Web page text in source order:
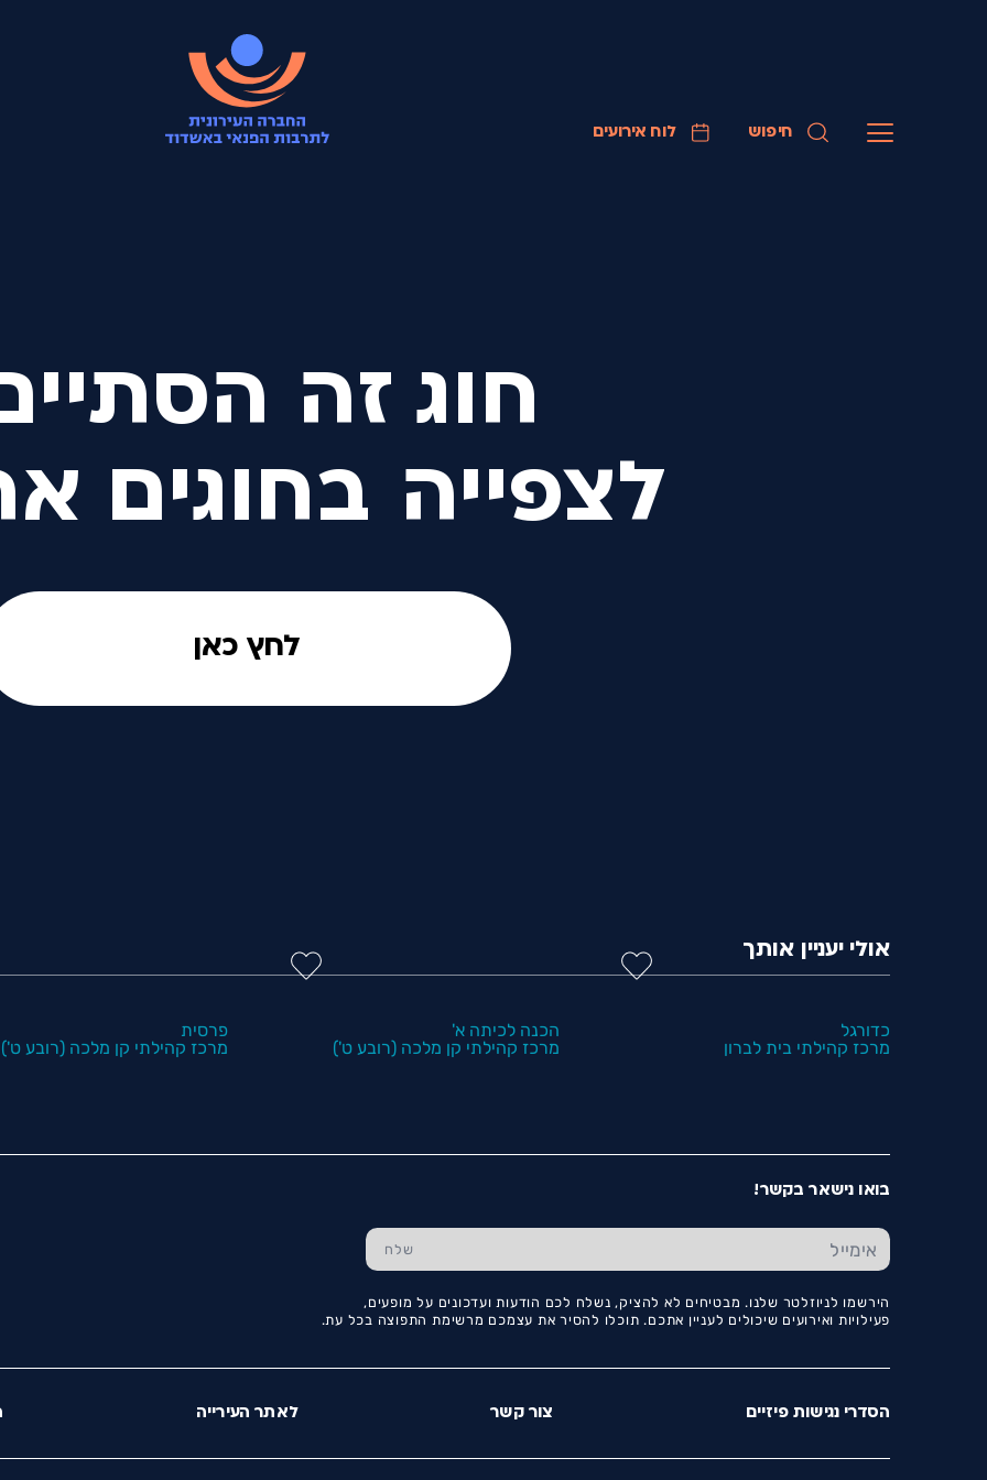
לוח אירועים חיפוש
חוג זה
לצפייה בחוגים
לחץ כאן
אולי יעניין אותך
כדורגל
מרכז קהילתי בית לברון
הכנה לכיתה א'
מרכז קהילתי קן מלכה (רובע ט')
פרסית
מרכז קהילתי קן מלכה (רובע ט')
בואו נישאר בקשר!
הירשמו לניוזלטר שלנו. מבטיחים לא להציק, נשלח לכם הודעות ועדכונים על מופעים,
פעילויות ואירועים שיכולים לעניין אתכם. תוכלו להסיר את עצמכם מרשימת התפוצה בכל עת.
הסדרי נגישות פיזיים צור קשר לאתר העירייה